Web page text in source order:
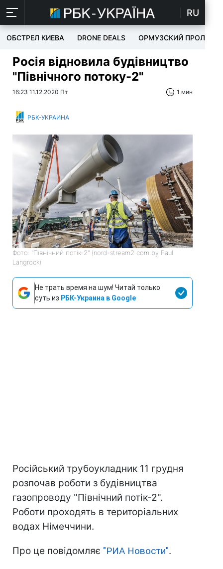
RU
ОБСТРЕЛ КИЕВА DRONE DEALS ОРМУЗСКИЙ ПРОЛИВ
Росія відновила будівництво
"Північного потоку-2"
16:23 11.12.2020 Пт 1 мин
РБК-УКРАИНА
Фото: "Північний потік-2" (nord-stream2 com by Paul
Langrock)
Не трать время на шум! Читай только
суть из РБК-Украина в Google
Російський трубоукладник 11 грудня
розпочав роботи з будівництва
газопроводу "Північний потік-2".
Роботи проходять в територіальних
водах Німеччини.
Про це повідомляє "РИА Новости".